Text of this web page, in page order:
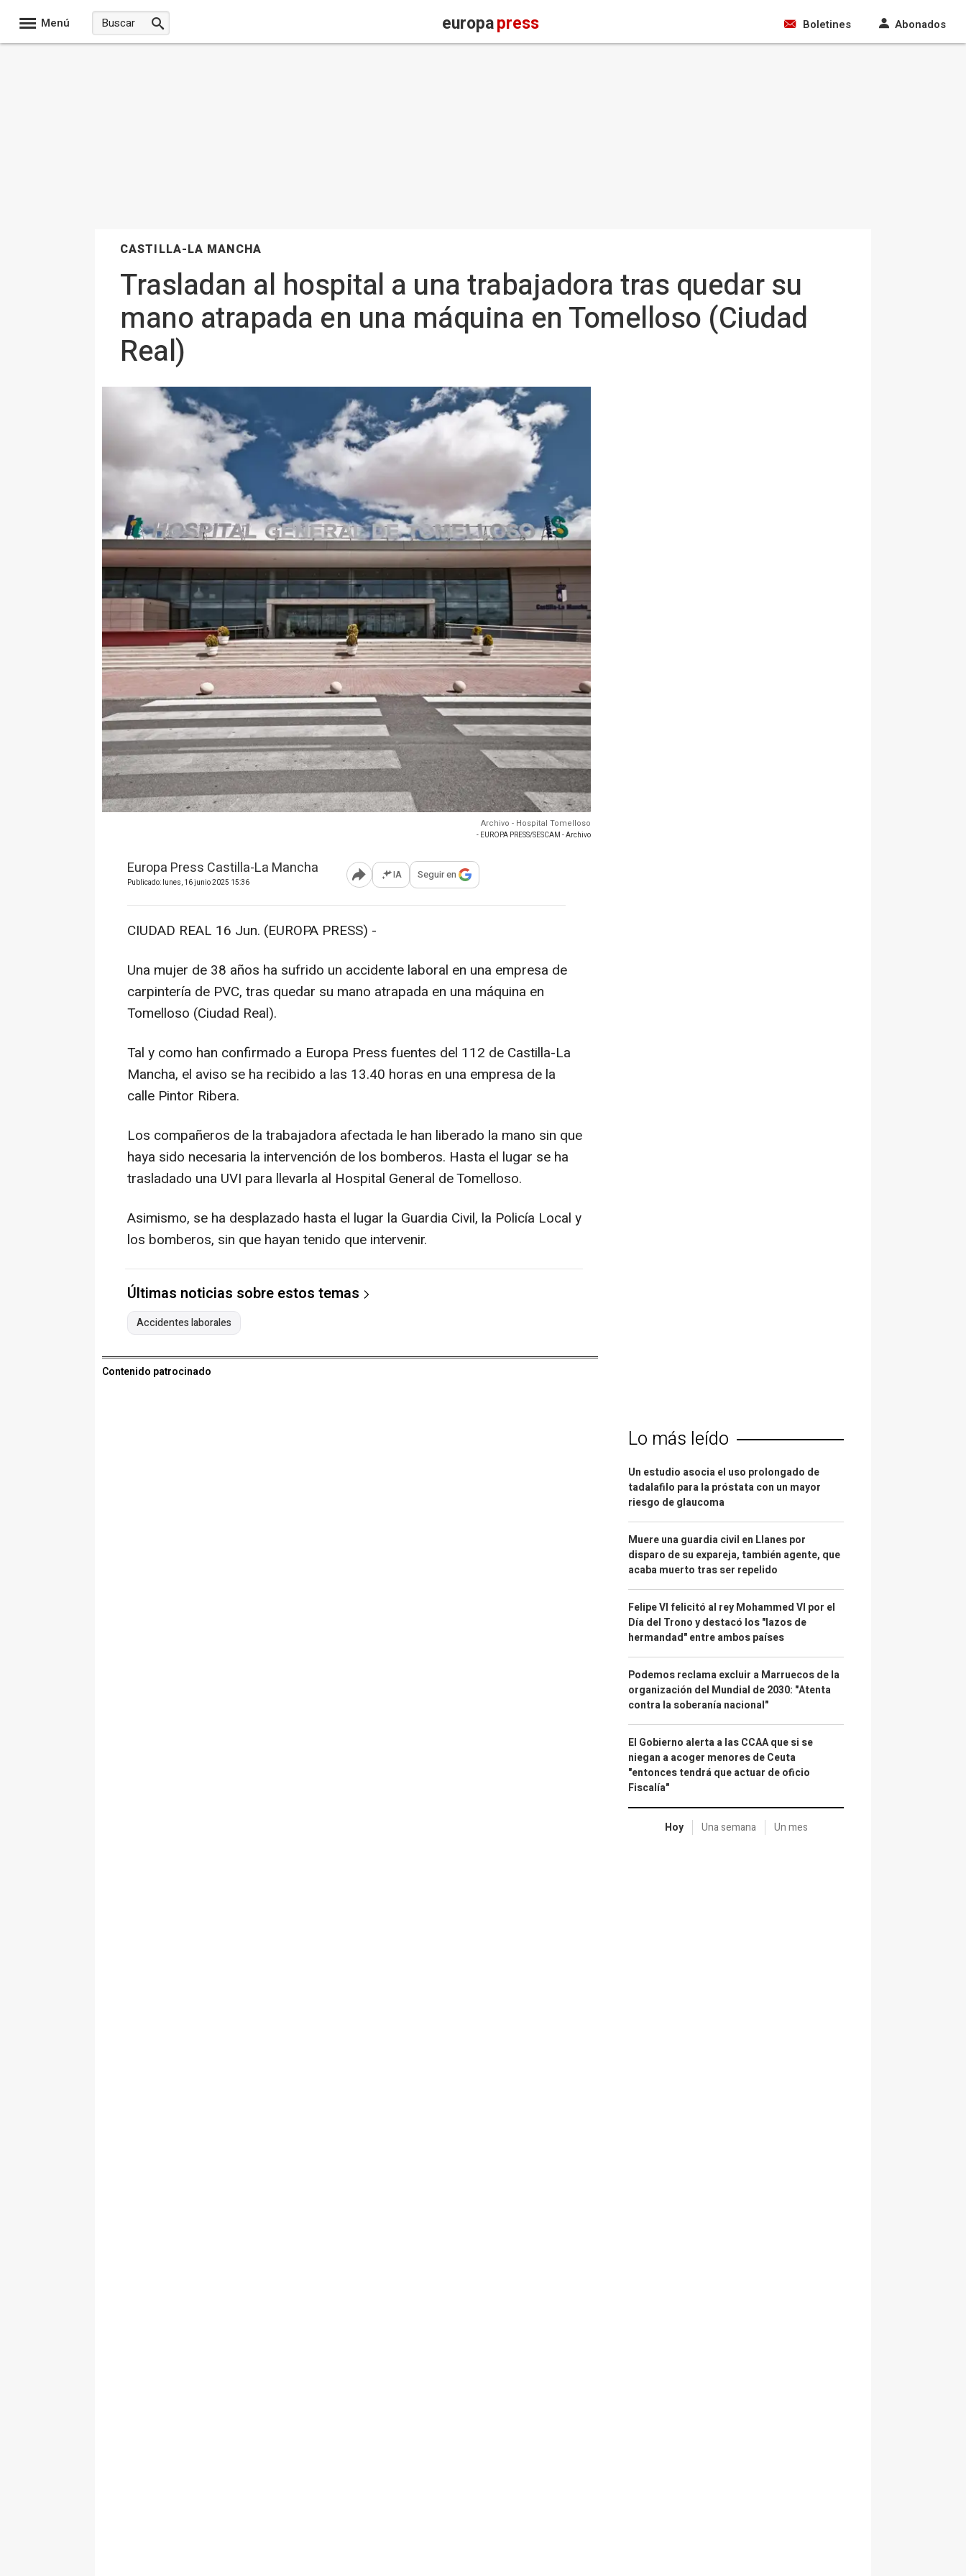
Menú europapress Boletines Abonados
CASTILLA-LA MANCHA
Trasladan al hospital a una trabajadora tras quedar su
mano atrapada en una máquina en Tomelloso (Ciudad
Real)
Archivo - Hospital Tomelloso
- EUROPA PRESS/SESCAM - Archivo
Europa Press Castilla-La Mancha
Publicado: lunes, 16 junio 2025 15:36 Abrir opciones para compartir
IA Seguir en
CIUDAD REAL 16 Jun. (EUROPA PRESS) -
Una mujer de 38 años ha sufrido un accidente laboral en una empresa de
carpintería de PVC, tras quedar su mano atrapada en una máquina en
Tomelloso (Ciudad Real).
Tal y como han confirmado a Europa Press fuentes del 112 de Castilla-La
Mancha, el aviso se ha recibido a las 13.40 horas en una empresa de la
calle Pintor Ribera.
Los compañeros de la trabajadora afectada le han liberado la mano sin que
haya sido necesaria la intervención de los bomberos. Hasta el lugar se ha
trasladado una UVI para llevarla al Hospital General de Tomelloso.
Asimismo, se ha desplazado hasta el lugar la Guardia Civil, la Policía Local y
los bomberos, sin que hayan tenido que intervenir.
Últimas noticias sobre estos temas
Accidentes laborales
Contenido patrocinado
Lo más leído
Un estudio asocia el uso prolongado de
tadalafilo para la próstata con un mayor
riesgo de glaucoma
Muere una guardia civil en Llanes por
disparo de su expareja, también agente, que
acaba muerto tras ser repelido
Felipe VI felicitó al rey Mohammed VI por el
Día del Trono y destacó los "lazos de
hermandad" entre ambos países
Podemos reclama excluir a Marruecos de la
organización del Mundial de 2030: "Atenta
contra la soberanía nacional"
El Gobierno alerta a las CCAA que si se
niegan a acoger menores de Ceuta
"entonces tendrá que actuar de oficio
Fiscalía"
Hoy Una semana Un mes